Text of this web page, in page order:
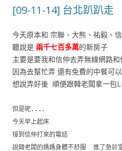
[09-11-14] 台北趴趴走
今天原本和 宗聯、大熊、祐毅、
聽說是 兩千七百多萬的新房子
主要是要我和信仲去弄無線網路
因為去幫忙弄 還有免費的中餐可
想說弄好後 順便跟韓老闆拿一包
但是呢....
今天早上起床
接到信仲打來的電話
說韓老闆的媽媽身體不舒服 進了急診